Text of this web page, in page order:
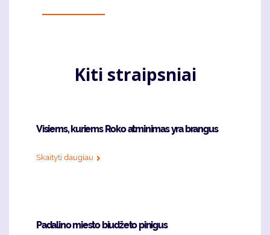
Kiti straipsniai
Visiems, kuriems Roko atminimas yra brangus
Skaityti daugiau
Padalino miesto biudžeto pinigus